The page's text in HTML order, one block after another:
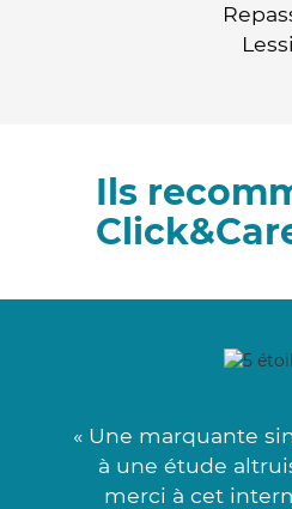
Ils
« Une marquante
à une étude
merci à cet